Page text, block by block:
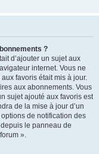
?
d’ajouter un sujet aux
internet. Vous ne
favoris était mis à jour.
aux abonnements. Vous
sujet ajouté aux favoris est
de la mise à jour d’un
de notification des
le panneau de
».